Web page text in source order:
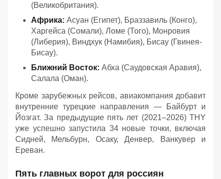
(Великобритания).
Африка: Асуан (Египет), Браззавиль (Конго),
Харгейса (Сомали), Ломе (Того), Монровия
(Либерия), Виндхук (Намибия), Бисау (Гвинея-
Бисау).
Ближний Восток: Абха (Саудовская Аравия),
Салала (Оман).
Кроме зарубежных рейсов, авиакомпания добавит
внутренние турецкие направления — Байбурт и
Йозгат. За предыдущие пять лет (2021–2026) THY
уже успешно запустила 34 новые точки, включая
Сидней, Мельбурн, Осаку, Денвер, Ванкувер и
Ереван.
Пять главных ворот для россиян